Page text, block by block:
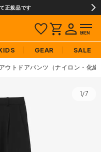
正規品です
GEAR SALE
アウトドアパンツ（ナイロン・化繊
1/7